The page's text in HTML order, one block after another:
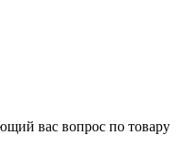
вас вопрос по товару